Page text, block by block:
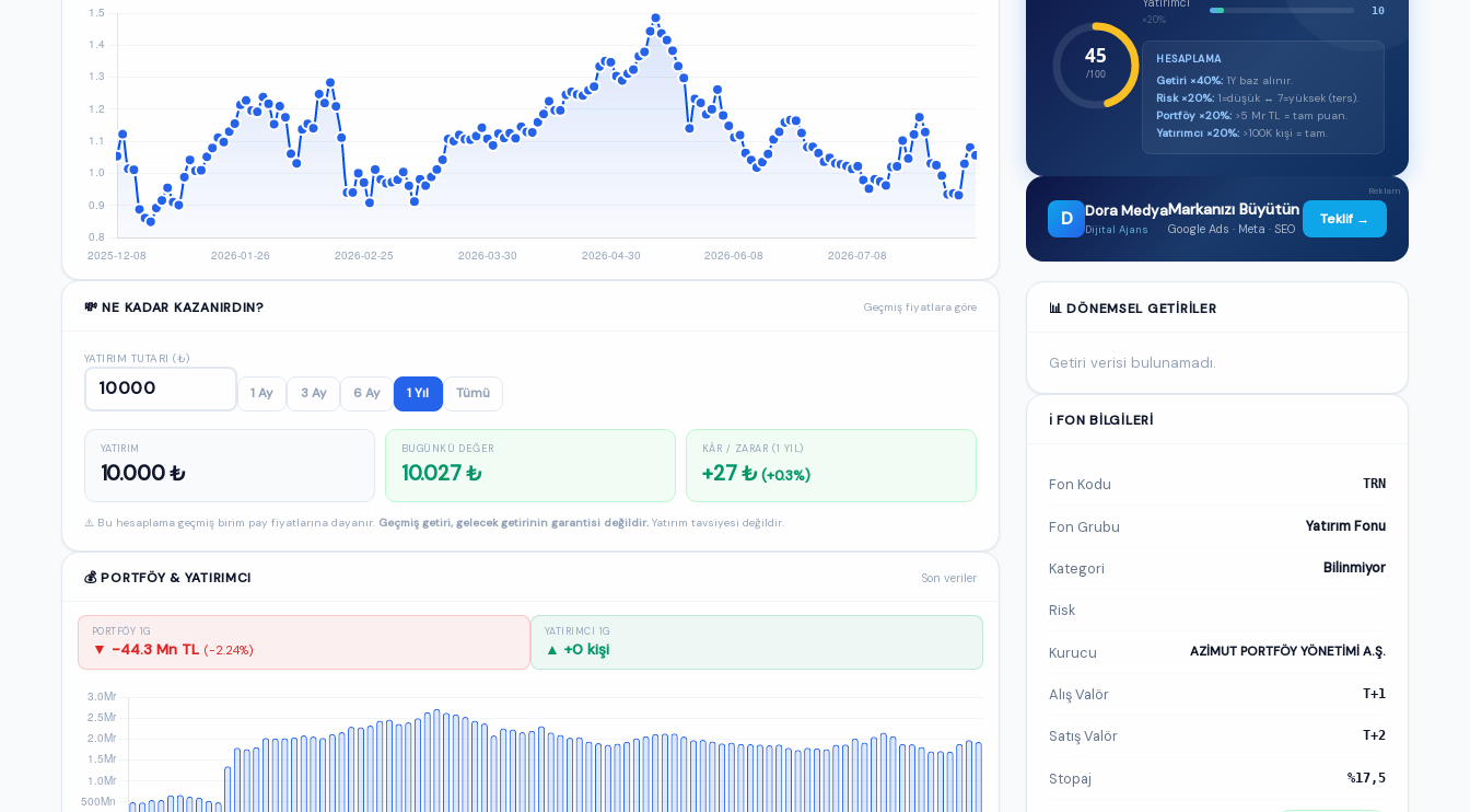
💸 NE KADAR KAZANIRDIN? Geçmiş fiyatlara göre
YATIRIM TUTARI (₺)
1 Ay 3 Ay 6 Ay 1 Yıl Tümü
YATIRIM
10.000 ₺
BUGÜNKÜ DEĞER
10.027 ₺
KÂR / ZARAR (1 YIL)
+27 ₺(+0.3%)
⚠️ Bu hesaplama geçmiş birim pay fiyatlarına dayanır. Geçmiş getiri, gelecek getirinin garantisi değildir. Yatırım tavsiyesi değildir.
💰 PORTFÖY & YATIRIMCI Son veriler
PORTFÖY 1G
▼ -44.3 Mn TL (-2.24%)
YATIRIMCI 1G
▲ +0 kişi
45
/100
×20%
10
HESAPLAMA
Getiri ×40%: 1Y baz alınır.
Risk ×20%: 1=düşük ↔ 7=yüksek (ters).
Portföy ×20%: >5 Mr TL = tam puan.
Yatırımcı ×20%: >100K kişi = tam.
D Dora Medya
Dijital Ajans
Markanızı Büyütün
Google Ads · Meta · SEO
Teklif →
Reklam
📊 DÖNEMSEL GETIRILER
Getiri verisi bulunamadı.
ℹ️ FON BILGILERI
Fon Kodu TRN
Fon Grubu Yatırım Fonu
Kategori Bilinmiyor
Risk
Kurucu AZİMUT PORTFÖY YÖNETİMİ A.Ş.
Alış Valör T+1
Satış Valör T+2
Stopaj %17,5